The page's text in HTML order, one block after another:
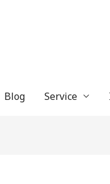
Blog Service